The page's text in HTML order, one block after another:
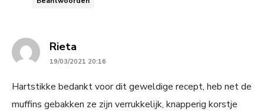
Rieta
19/03/2021 20:16
Hartstikke bedankt voor dit geweldige recept, heb net de
muffins gebakken ze zijn verrukkelijk, knapperig korstje